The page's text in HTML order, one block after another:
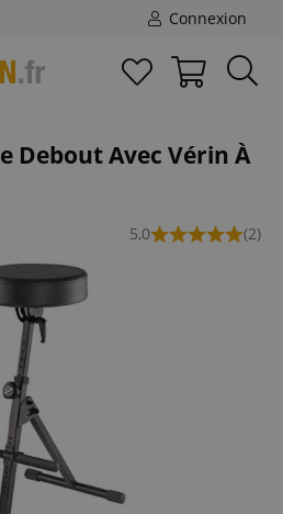
Connexion
Debout Avec Vérin À
5,0 (2)